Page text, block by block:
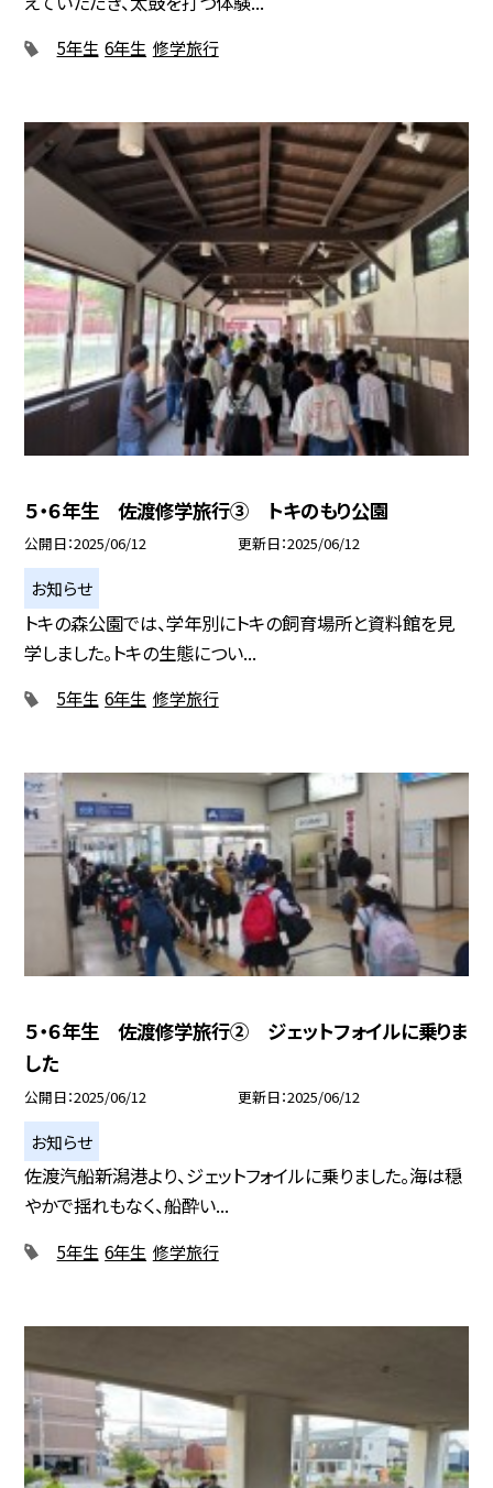
5年生 6年生 修学旅行
５・６年生 佐渡修学旅行③ トキのもり公園
公開日 2025/06/12 更新日 2025/06/12
お知らせ
トキの森公園では、学年別にトキの飼育場所と資料館を見
学しました。トキの生態につい...
5年生 6年生 修学旅行
５・６年生 佐渡修学旅行② ジェットフォイルに乗りま
した
公開日 2025/06/12 更新日 2025/06/12
お知らせ
佐渡汽船新潟港より、ジェットフォイルに乗りました。海は穏
やかで揺れもなく、船酔い...
5年生 6年生 修学旅行